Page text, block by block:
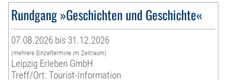
Rundgang »Geschichten und Geschichte«
07.08.2026 bis 31.12.2026
(mehrere Einzeltermine im Zeitraum)
Leipzig Erleben GmbH
Treff/Ort: Tourist-Information